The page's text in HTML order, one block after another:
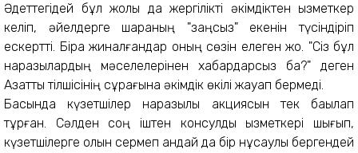
Әдеттегідей бұл жолы да жергілікті әкімдіктен қызметкер
келіп, әйелдерге шараның "заңсыз" екенін түсіндіріп
ескертті. Бірақ жиналғандар оның сөзін елеген жоқ. "Сіз бұл
наразылардың мәселелерінен хабардарсыз ба?" деген
Азаттық тілшісінің сұрағына әкімдік өкілі жауап бермеді.
Басында күзетшілер наразылық акциясын тек бақылап
тұрған. Сәлден соң іштен консулдық қызметкері шығып,
күзетшілерге қолын сермеп қандай да бір нұсқаулық бергендей